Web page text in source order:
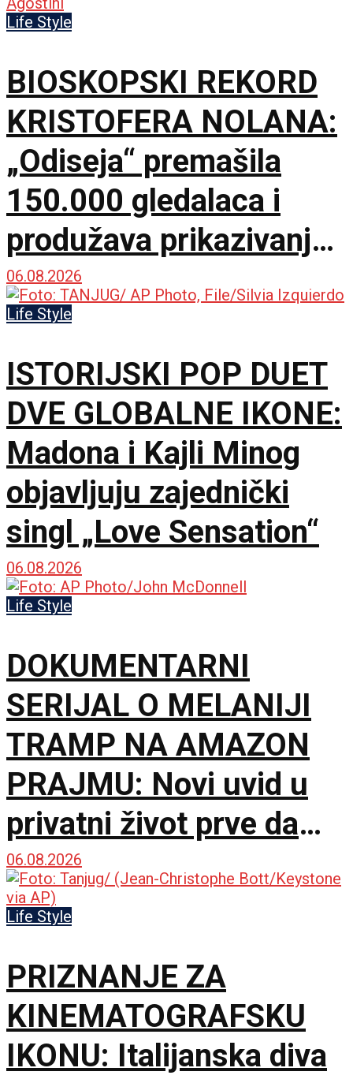
Life Style
BIOSKOPSKI REKORD
KRISTOFERA NOLANA:
„Odiseja“ premašila
150.000 gledalaca i
produžava prikazivanje
u IMAX dvorani
06.08.2026
Life Style
ISTORIJSKI POP DUET
DVE GLOBALNE IKONE:
Madona i Kajli Minog
objavljuju zajednički
singl „Love Sensation“
06.08.2026
Life Style
DOKUMENTARNI
SERIJAL O MELANIJI
TRAMP NA AMAZON
PRAJMU: Novi uvid u
privatni život prve dame
Amerike
06.08.2026
Life Style
PRIZNANJE ZA
KINEMATOGRAFSKU
IKONU: Italijanska diva